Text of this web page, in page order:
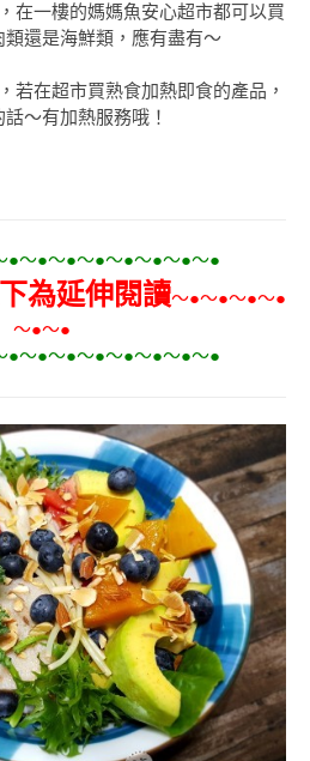
在一樓的媽媽魚安心超市都可以買
還是海鮮類，應有盡有～
若在超市買熟食加熱即食的產品，
～有加熱服務哦！
●～●～●～●～●～●～●～●
為延伸閱讀～●～●～●～●
～●～●
●～●～●～●～●～●～●～●